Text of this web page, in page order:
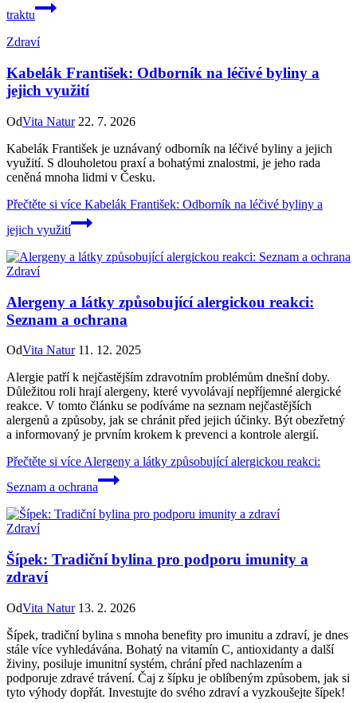
traktu
Zdraví
Kabelák František: Odborník na léčivé byliny a
jejich využití
OdVita Natur 22. 7. 2026
Kabelák František je uznávaný odborník na léčivé byliny a jejich
využití. S dlouholetou praxí a bohatými znalostmi, je jeho rada
ceněná mnoha lidmi v Česku.
Přečtěte si více Kabelák František: Odborník na léčivé byliny a
jejich využití
Zdraví
Alergeny a látky způsobující alergickou reakci:
Seznam a ochrana
OdVita Natur 11. 12. 2025
Alergie patří k nejčastějším zdravotním problémům dnešní doby.
Důležitou roli hrají alergeny, které vyvolávají nepříjemné alergické
reakce. V tomto článku se podíváme na seznam nejčastějších
alergenů a způsoby, jak se chránit před jejich účinky. Být obezřetný
a informovaný je prvním krokem k prevenci a kontrole alergií.
Přečtěte si více Alergeny a látky způsobující alergickou reakci:
Seznam a ochrana
Zdraví
Šípek: Tradiční bylina pro podporu imunity a
zdraví
OdVita Natur 13. 2. 2026
Šípek, tradiční bylina s mnoha benefity pro imunitu a zdraví, je dnes
stále více vyhledávána. Bohatý na vitamín C, antioxidanty a další
živiny, posiluje imunitní systém, chrání před nachlazením a
podporuje zdravé trávení. Čaj z šípku je oblíbeným způsobem, jak si
tyto výhody dopřát. Investujte do svého zdraví a vyzkoušejte šípek!